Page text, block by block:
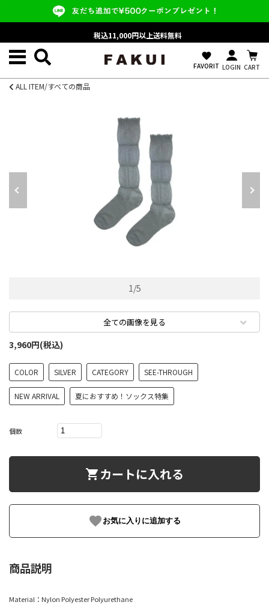
税込11,000円以上送料無料
favorite
FAVORIT LOGIN CART
ALL ITEM/すべての商品
1/5
全ての画像を見る
3,960円(税込)
COLOR SILVER CATEGORY SEE-THROUGH
NEW ARRIVAL 夏におすすめ！ソックス特集
個数
shopping_cart カートに入れる
favorite お気に入りに追加する
商品説明
Material：Nylon Polyester Polyurethane